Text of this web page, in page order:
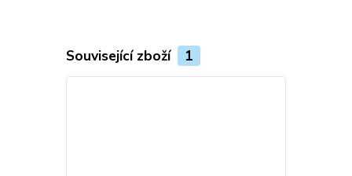
Související zboží 1